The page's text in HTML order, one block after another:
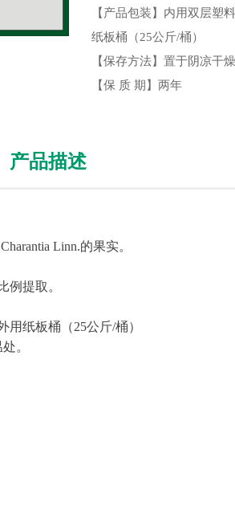
产品描述
【产品包装】内用双层塑
纸板桶（25公斤/桶）
【保存方法】置于阴凉干
【保 质 期】两年
Linn.的果实。
例提取。
纸板桶（25公斤/桶）
。